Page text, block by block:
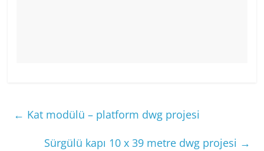
← Kat modülü – platform dwg projesi
Sürgülü kapı 10 x 39 metre dwg projesi →